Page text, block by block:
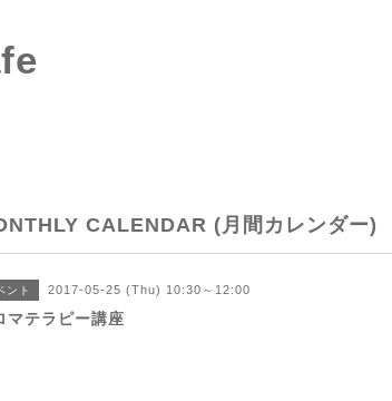
CALENDAR (月間カレンダー)
ント 2017-05-25 (Thu) 10:30～12:00
マテラピー講座